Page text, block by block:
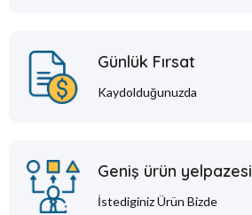
Günlük Fırsat
Kaydolduğunuzda
Geniş ürün yelpazesi
İstediginiz Ürün Bizde